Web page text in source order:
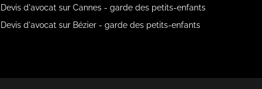
Devis d'avocat sur Cannes - garde des petits-enfants
Devis d'avocat sur Bézier - garde des petits-enfants